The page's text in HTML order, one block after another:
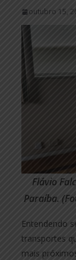
outubro 15,
Flávio
Paraíba.
Entendendo
transportes
mais